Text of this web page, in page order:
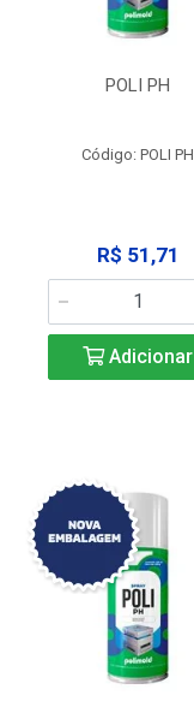
POLI PH
Código: POLI PH
R$ 51,71
Adicionar